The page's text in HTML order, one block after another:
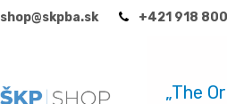
„The
shop@skpba.sk +421 918